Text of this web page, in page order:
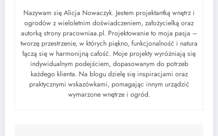
Nazywam się Alicja Nowaczyk. Jestem projektantką wnętrz i
ogrodów z wieloletnim doświadczeniem, założycielką oraz
autorką strony pracowniaa.pl. Projektowanie to moja pasja –
tworzę przestrzenie, w których piękno, funkcjonalność i natura
łączą się w harmonijną całość. Moje projekty wyróżniają się
indywidualnym podejściem, dopasowanym do potrzeb
każdego klienta. Na blogu dzielę się inspiracjami oraz
praktycznymi wskazówkami, pomagając innym urządzić
wymarzone wnętrze i ogród.